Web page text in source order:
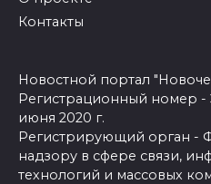
Контакты
Новостной портал
Регистрационный номер
июня 2020 г.
Регистрирующий орган -
надзору в сфере связи,
технологий и массовых